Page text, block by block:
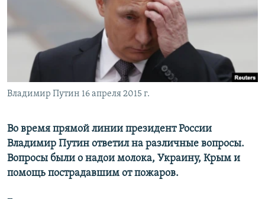
ПОБЕДИТЕЛЕЙ НЕ СУДЯТ?
КРЫМ.НЕПОКОРЕННЫЙ
ELIFBE
УКРАИНСКАЯ ПРОБЛЕМА КРЫМА
ПРИСОЕДИНЯЙТЕСЬ!
Все сайты RFE/RL
Владимир Путин 16 апреля 2015 г.
Во время прямой линии президент России
Владимир Путин ответил на различные вопросы.
Вопросы были о надои молока, Украину, Крым и
помощь пострадавшим от пожаров.